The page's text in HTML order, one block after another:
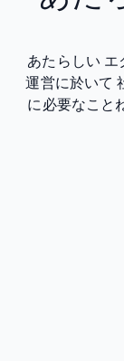
あたらしい
運営に於いて
に必要なこと